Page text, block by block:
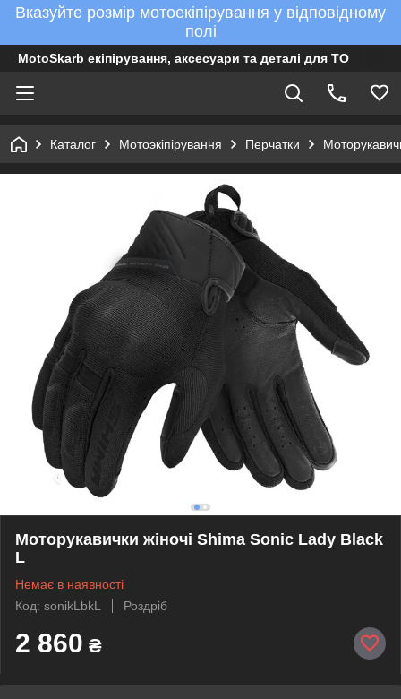
Вказуйте розмір мотоекіпірування у відповідному
полі
MotoSkarb екіпірування, аксесуари та деталі для ТО
Каталог Мотоэкіпірування Перчатки
Моторукавички жіночі Shima Sonic Lady Black
L
Немає в наявності
Код: sonikLbkL
Роздріб
2 860 ₴